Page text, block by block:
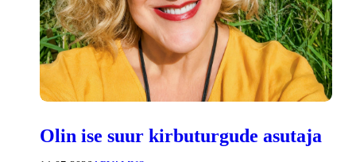
Olin ise suur kirbuturgude asutaja